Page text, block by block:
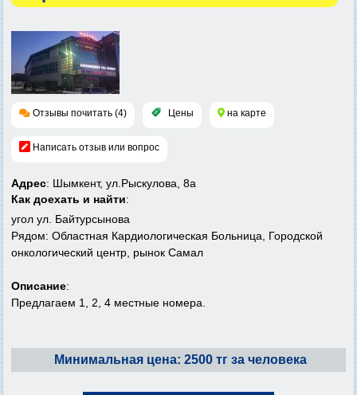
Отзывы почитать (4) Цены на карте
Написать отзыв или вопрос
Адрес: Шымкент, ул.Рыскулова, 8а
Как доехать и найти:
угол ул. Байтурсынова
Рядом: Областная Кардиологическая Больница, Городской
онкологический центр, рынок Самал
Описание:
Предлагаем 1, 2, 4 местные номера.
Минимальная цена: 2500 тг за человека